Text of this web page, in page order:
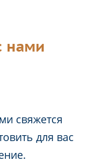
нами
свяжется
для вас